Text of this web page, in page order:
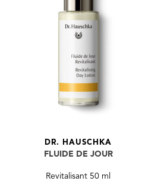
DR. HAUSCHKA
FLUIDE DE JOUR
Revitalisant 50 ml